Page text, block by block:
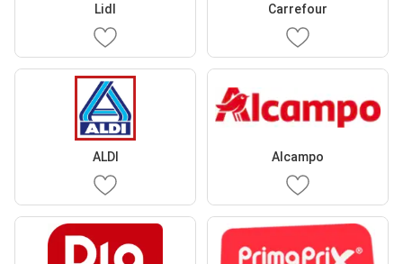
Lidl Carrefour
ALDI Alcampo